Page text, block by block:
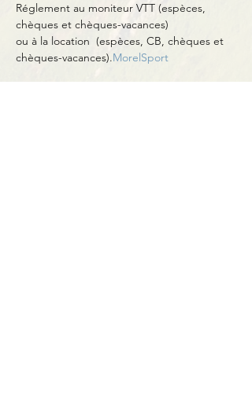
Réglement au moniteur VTT (espèces,
chèques et chèques-vacances)
ou à la location (espèces, CB, chèques et
chèques-vacances).MorelSport